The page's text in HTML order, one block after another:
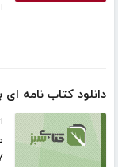
دانلود کتاب نامه ای